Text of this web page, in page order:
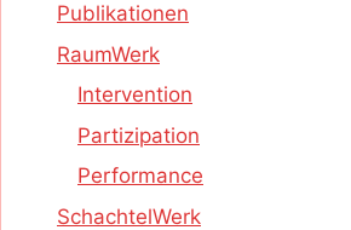
Publikationen
RaumWerk
Intervention
Partizipation
Performance
SchachtelWerk